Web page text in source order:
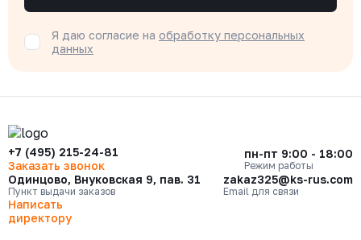
Я даю согласие на обработку персональных
данных
+7 (495) 215-24-81
Заказать звонок
пн-пт 9:00 - 18:00
Режим работы
Одинцово, Внуковская 9, пав. 31
Пункт выдачи заказов
zakaz325@ks-rus.com
Email для связи
Написать
директору